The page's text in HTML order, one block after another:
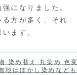
になりました。
方が多く、それ
ます。
染め替え 丸染め 色
地はぼかし染めなども